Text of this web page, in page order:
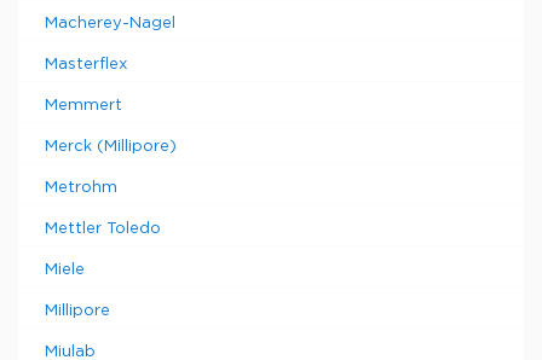
Macherey-Nagel
Masterflex
Memmert
Merck (Millipore)
Metrohm
Mettler Toledo
Miele
Millipore
Miulab